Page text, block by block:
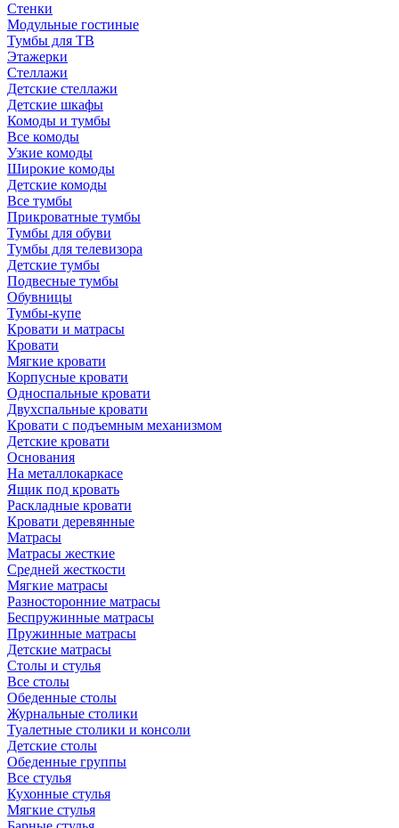
Стенки
Модульные гостиные
Тумбы для ТВ
Этажерки
Стеллажи
Детские стеллажи
Детские шкафы
Комоды и тумбы
Все комоды
Узкие комоды
Широкие комоды
Детские комоды
Все тумбы
Прикроватные тумбы
Тумбы для обуви
Тумбы для телевизора
Детские тумбы
Подвесные тумбы
Обувницы
Тумбы-купе
Кровати и матрасы
Кровати
Мягкие кровати
Корпусные кровати
Односпальные кровати
Двухспальные кровати
Кровати с подъемным механизмом
Детские кровати
Основания
На металлокаркасе
Ящик под кровать
Раскладные кровати
Кровати деревянные
Матрасы
Матрасы жесткие
Средней жесткости
Мягкие матрасы
Разносторонние матрасы
Беспружинные матрасы
Пружинные матрасы
Детские матрасы
Столы и стулья
Все столы
Обеденные столы
Журнальные столики
Туалетные столики и консоли
Детские столы
Обеденные группы
Все стулья
Кухонные стулья
Мягкие стулья